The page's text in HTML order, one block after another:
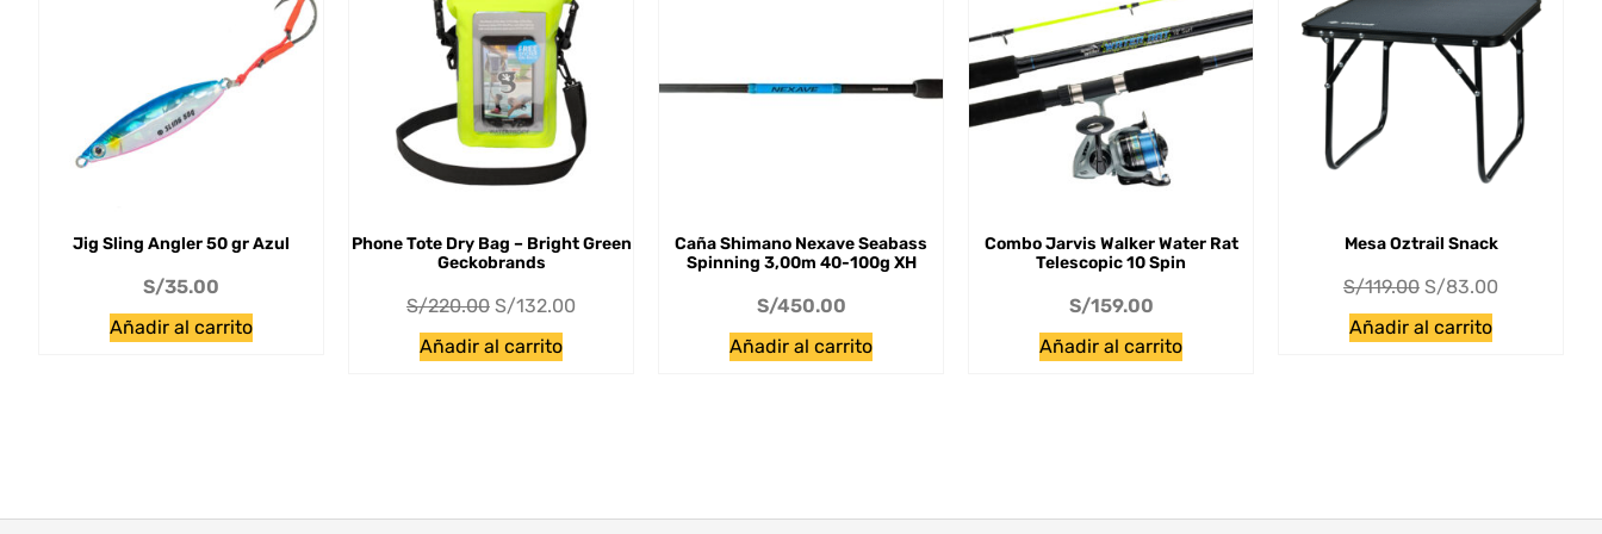
Jig Sling Angler 50 gr Azul
S/35.00
Añadir al carrito
Phone Tote Dry Bag – Bright Green
Geckobrands
S/220.00 S/132.00
Añadir al carrito
Caña Shimano Nexave Seabass
Spinning 3,00m 40-100g XH
S/450.00
Añadir al carrito
Combo Jarvis Walker Water Rat
Telescopic 10 Spin
S/159.00
Añadir al carrito
Mesa Oztrail Snack
S/119.00 S/83.00
Añadir al carrito